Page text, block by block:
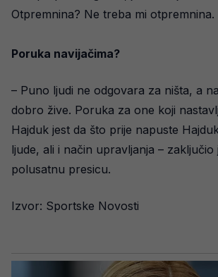
Otpremnina? Ne treba mi otpremnina.
Poruka navijačima?
– Puno ljudi ne odgovara za ništa, a
dobro žive. Poruka za one koji
Hajduk jest da što prije napuste
ljude, ali i način upravljanja – zaključio
polusatnu presicu.
Izvor: Sportske Novosti